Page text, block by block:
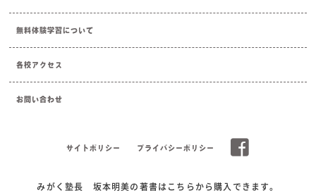
無料体験学習について
各校アクセス
お問い合わせ
サイトポリシー プライバシーポリシー
みがく塾長 坂本明美の著書はこちらから購入できます。